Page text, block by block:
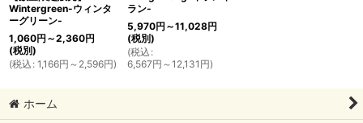
Wintergreen-ウィンタ
ーグリーン-
1,060円 ～2,360円
(税別)
(税込 : 1,166円 ～2,596円)
ラン-
5,970円 ～11,028円
(税別)
(税込 :
6,567円 ～12,131 円)
ホーム